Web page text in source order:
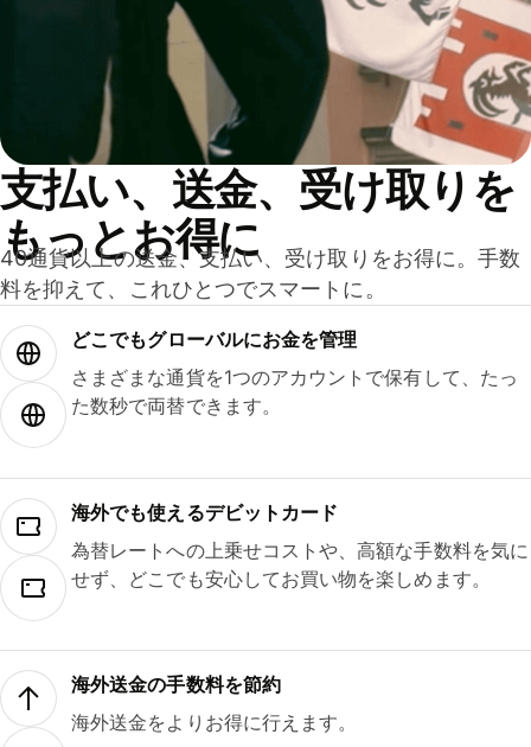
支払い、送金、受け取りを
もっとお得に
40通貨以上の送金、支払い、受け取りをお得に。手数
料を抑えて、これひとつでスマートに。
どこでもグ⁠ロ⁠ー⁠バ⁠ルにお金を管理
さまざまな通貨を1つのアカウントで保有して、たっ
た数秒で両替できます。
海外でも使えるデビットカード
為替レートへの上乗せコストや、高額な手数料を気に
せず、どこでも安心してお買い物を楽しめます。
海外送金の手数料を節約
海外送金をよりお得に行えます。